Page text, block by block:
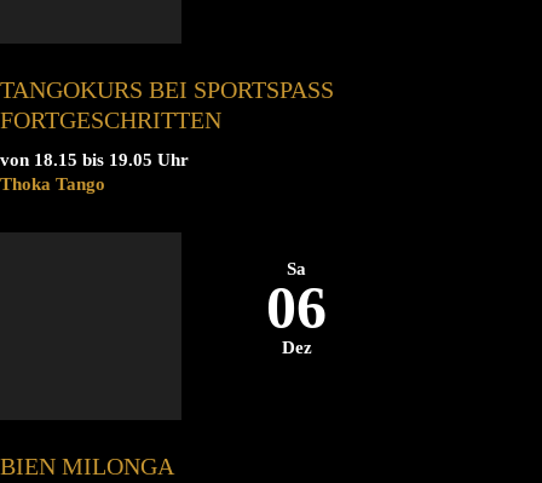
TANGOKURS BEI SPORTSPASS F
ORTGESCHRITTEN
von 18.15 bis 19.05 Uhr
Thoka Tango
Sa
06
Dez
BIEN MILONGA